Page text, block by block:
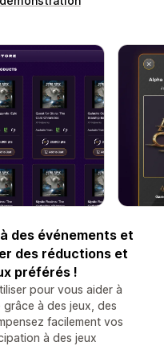
des événements et
des réductions et
préférés !
pour vous aider à
à des jeux, des
facilement vos
à des jeux